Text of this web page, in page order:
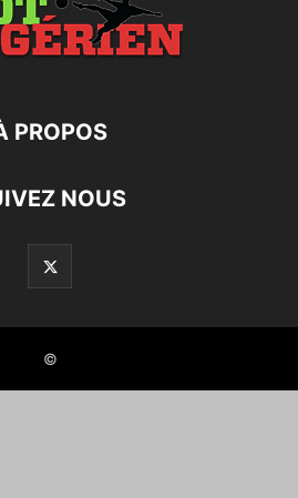
PROPOS
NOUS
©